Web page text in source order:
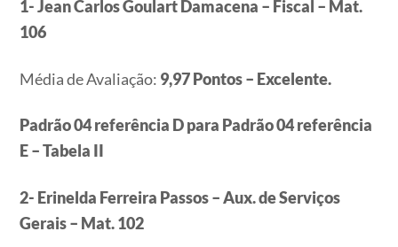
1- Jean Carlos Goulart Damacena – Fiscal – Mat.
106
Média de Avaliação: 9,97 Pontos – Excelente.
Padrão 04 referência D para Padrão 04 referência
E– Tabela II
2- Erinelda Ferreira Passos – Aux. de Serviços
Gerais – Mat. 102